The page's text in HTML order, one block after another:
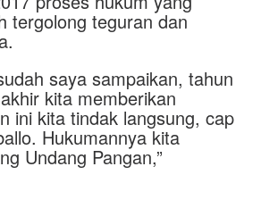
tergolong teguran dan
saya sampaikan, tahun
kita memberikan
ini kita tindak langsung, cap
Hukumannya kita
Undang Pangan,”